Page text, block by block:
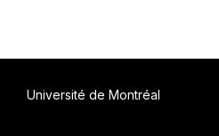
Université de Montréal